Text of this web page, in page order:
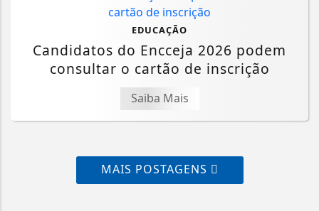
EDUCAÇÃO
Candidatos do Encceja 2026 podem
consultar o cartão de inscrição
Saiba Mais
MAIS POSTAGENS